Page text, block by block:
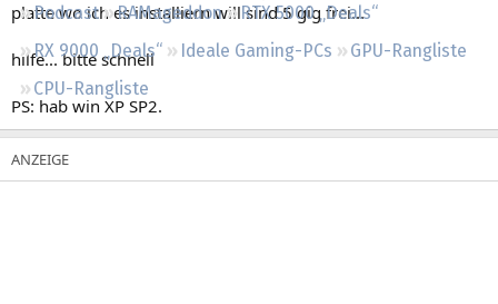
Podcast RAMageddon
RTX 5000 „Deals“
RX 9000 „Deals“
Ideale Gaming-PCs
GPU-Rangliste
CPU-Rangliste
platte wo ich es installiern will sind 5 gig frei...
hilfe... bitte schnell
PS: hab win XP SP2.